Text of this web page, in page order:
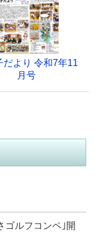
だより 令和7年11
月号
ゴルフコンペ｣開